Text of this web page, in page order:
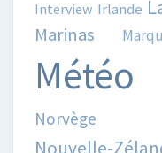
Interview Irlande
Marinas
Météo
Norvège
Nouvelle-